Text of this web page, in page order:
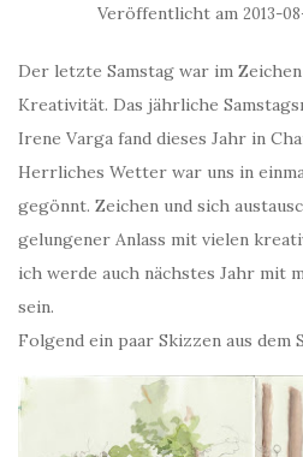
Veröffentlicht am 2013-
Der letzte Samstag war im
Kreativität. Das jährliche
Irene Varga fand dieses Jahr in
Herrliches Wetter war uns in
gegönnt. Zeichen und sich
gelungener Anlass mit vielen
ich werde auch nächstes Jahr mit
sein.
Folgend ein paar Skizzen aus dem